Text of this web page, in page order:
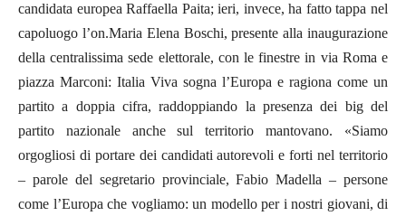
candidata europea Raffaella Paita; ieri, invece, ha fatto tappa nel
capoluogo l’on.Maria Elena Boschi, presente alla inaugurazione
della centralissima sede elettorale, con le finestre in via Roma e
piazza Marconi: Italia Viva sogna l’Europa e ragiona come un
partito a doppia cifra, raddoppiando la presenza dei big del
partito nazionale anche sul territorio mantovano. «Siamo
orgogliosi di portare dei candidati autorevoli e forti nel territorio
– parole del segretario provinciale, Fabio Madella – persone
come l’Europa che vogliamo: un modello per i nostri giovani, di